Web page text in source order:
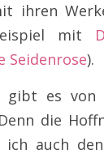
ihren
mit
Seidenrose).
gibt es
die
ich auch